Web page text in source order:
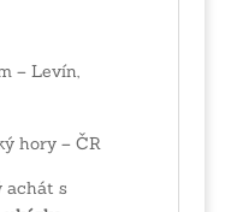
– Levín,
hory – ČR
achát s